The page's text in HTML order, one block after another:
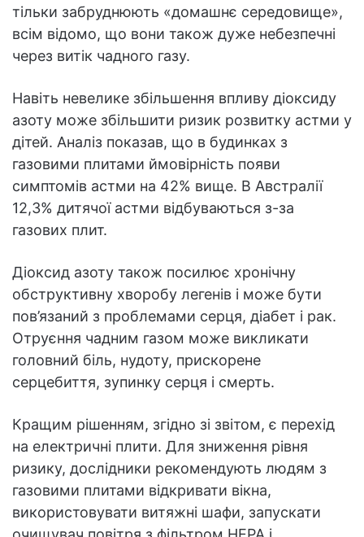
тільки забруднюють «домашнє середовище»,
всім відомо, що вони також дуже небезпечні
через витік чадного газу.
Навіть невелике збільшення впливу діоксиду
азоту може збільшити ризик розвитку астми у
дітей. Аналіз показав, що в будинках з
газовими плитами ймовірність появи
симптомів астми на 42% вище. В Австралії
12,3% дитячої астми відбуваються з-за
газових плит.
Діоксид азоту також посилює хронічну
обструктивну хворобу легенів і може бути
пов’язаний з проблемами серця, діабет і рак.
Отруєння чадним газом може викликати
головний біль, нудоту, прискорене
серцебиття, зупинку серця і смерть.
Кращим рішенням, згідно зі звітом, є перехід
на електричні плити. Для зниження рівня
ризику, дослідники рекомендують людям з
газовими плитами відкривати вікна,
використовувати витяжні шафи, запускати